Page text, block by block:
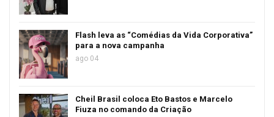
Flash leva as “Comédias da Vida Corporativa”
para a nova campanha
ago 04
Cheil Brasil coloca Eto Bastos e Marcelo
Fiuza no comando da Criação